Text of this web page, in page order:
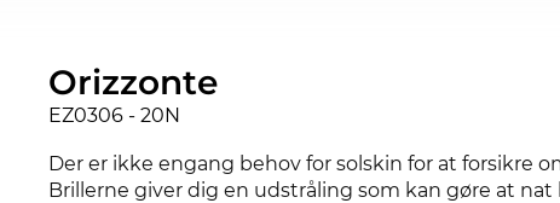
Orizzonte
EZ0306 - 20N
Der er ikke engang behov for solskin for at forsikre
Brillerne giver dig en udstråling som kan gøre at nat